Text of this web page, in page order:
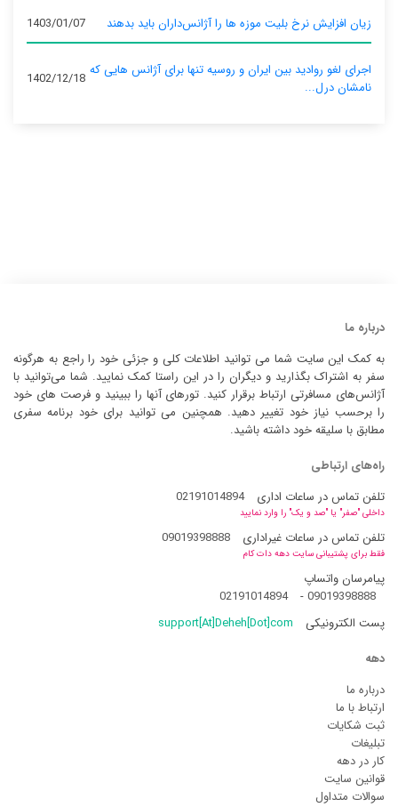
زیان افزایش نرخ بلیت موزه ها را آژانس‌داران باید بدهند 1403/01/07
اجرای لغو روادید بین ایران و روسیه تنها برای آژانس‌ هایی که
نامشان درل...
1402/12/18
درباره ما
به کمک این سایت شما می توانید اطلاعات کلی و جزئی خود را راجع به هرگونه
سفر به اشتراک بگذارید و دیگران را در این راستا کمک نمایید. شما می‌توانید با
آژانس‌های مسافرتی ارتباط برقرار کنید. تورهای آنها را ببینید و فرصت های خود
را برحسب نیاز خود تغییر دهید. همچنین می توانید برای خود برنامه سفری
مطابق با سلیقه خود داشته باشید.
راه‌های ارتباطی
تلفن تماس در ساعات اداری
02191014894
داخلی "صفر" یا "صد و یک" را وارد نمایید
تلفن تماس در ساعات غیراداری 09019398888
فقط برای پشتیبانی سایت دهه دات کام
پیامرسان واتساپ
09019398888
-
02191014894
پست الکترونیکی
support[At]Deheh[Dot]com
دهه
درباره ما
ارتباط با ما
ثبت شکایات
تبلیغات
کار در دهه
قوانین سایت
سوالات متداول